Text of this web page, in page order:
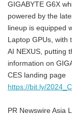
GIGABYTE G6X
powered by the
lineup is equipped
Laptop GPUs, with
AI NEXUS, putting
information on
CES landing page
https://bit.ly/
PR Newswire Asia